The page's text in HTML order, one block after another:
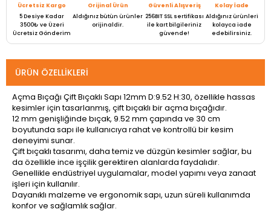
Ücretsiz Kargo
5 Desiye Kadar
3500₺ ve Üzeri
Ücretsiz Gönderim
Orijinal Ürün
Aldığınız bütün ürünler
orijinaldir.
Güvenli Alışveriş
256BIT SSL sertifikası
ile kart bilgileriniz
güvende!
Kolay İade
Aldığınız ürünleri
kolayca iade
edebilirsiniz.
ÜRÜN ÖZELLIKLERI
Açma Bıçağı Çift Bıçaklı Sapı 12mm D:9.52 H:30, özellikle hassas
kesimler için tasarlanmış, çift bıçaklı bir açma bıçağıdır.
12 mm genişliğinde bıçak, 9.52 mm çapında ve 30 cm
boyutunda sapı ile kullanıcıya rahat ve kontrollü bir kesim
deneyimi sunar.
Çift bıçaklı tasarımı, daha temiz ve düzgün kesimler sağlar, bu
da özellikle ince işçilik gerektiren alanlarda faydalıdır.
Genellikle endüstriyel uygulamalar, model yapımı veya zanaat
işleri için kullanılır.
Dayanıklı malzeme ve ergonomik sapı, uzun süreli kullanımda
konfor ve sağlamlık sağlar.